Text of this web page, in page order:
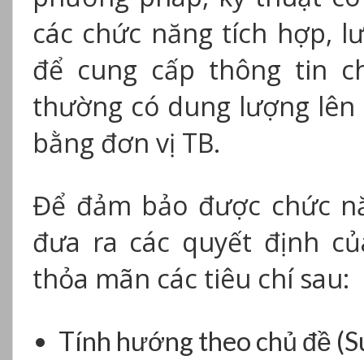
các chức năng tích hợp,
để cung cấp thông tin
thường có dung lượng
bằng đơn vị TB.
Để đảm bảo được chức
đưa ra các quyết định
thỏa mãn các tiêu chí sau:
Tính hướng theo chủ đề